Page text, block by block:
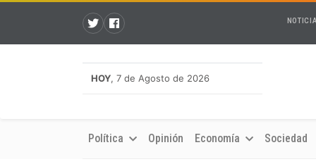
HOY, 7 de Agosto de 2026
Política Opinión Economía Sociedad